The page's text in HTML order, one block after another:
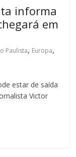
informa
em
Paulista, Europa,
estar de saída
Victor